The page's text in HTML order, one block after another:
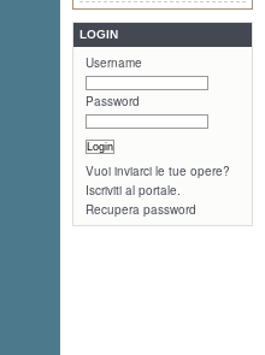
LOGIN
Username
Password
Vuoi inviarci le tue opere?
Iscriviti al portale.
Recupera password